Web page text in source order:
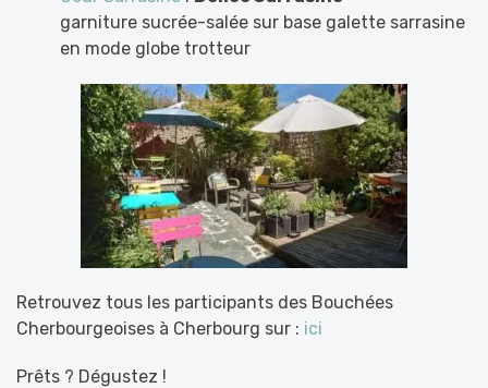
garniture sucrée-salée sur base galette sarrasine
en mode globe trotteur
Retrouvez tous les participants des Bouchées
Cherbourgeoises à Cherbourg sur : ici
Prêts ? Dégustez !